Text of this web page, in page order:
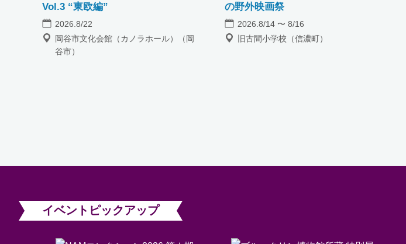
Vol.3 “東欧編”
2026.8/22
岡谷市文化会館（カノラホール）（岡
谷市）
の野外映画祭
2026.8/14 〜 8/16
旧古間小学校（信濃町）
イベントピックアップ